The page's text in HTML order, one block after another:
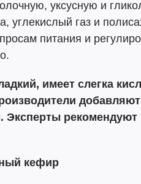
уксусную и
углекислый газ и
питания и
имеет слегка
добавляют
Эксперты
кефир